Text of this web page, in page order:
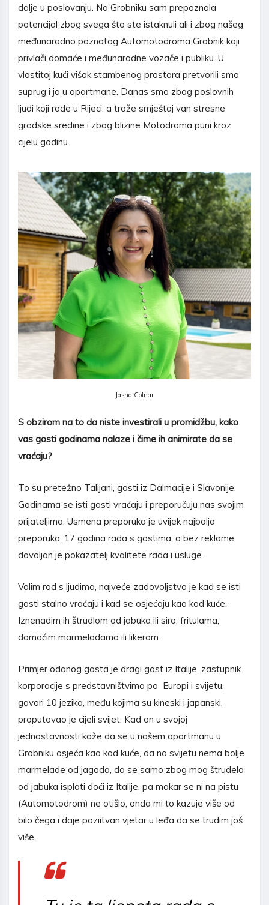
dalje u poslovanju. Na Grobniku sam prepoznala
potencijal zbog svega što ste istaknuli ali i zbog našeg
međunarodno poznatog Automotodroma Grobnik koji
privlači domaće i međunarodne vozače i publiku. U
vlastitoj kući višak stambenog prostora pretvorili smo
suprug i ja u apartmane. Danas smo zbog poslovnih
ljudi koji rade u Rijeci, a traže smještaj van stresne
gradske sredine i zbog blizine Motodroma puni kroz
cijelu godinu.
Jasna Colnar
S obzirom na to da niste investirali u promidžbu, kako
vas gosti godinama nalaze i čime ih animirate da se
vraćaju?
To su pretežno Talijani, gosti iz Dalmacije i Slavonije.
Godinama se isti gosti vraćaju i preporučuju nas svojim
prijateljima. Usmena preporuka je uvijek najbolja
preporuka. 17 godina rada s gostima, a bez reklame
dovoljan je pokazatelj kvalitete rada i usluge.
Volim rad s ljudima, najveće zadovoljstvo je kad se isti
gosti stalno vraćaju i kad se osjećaju kao kod kuće.
Iznenadim ih štrudlom od jabuka ili sira, fritulama,
domaćim marmeladama ili likerom.
Primjer odanog gosta je dragi gost iz Italije, zastupnik
korporacije s predstavništvima po Europi i svijetu,
govori 10 jezika, među kojima su kineski i japanski,
proputovao je cijeli svijet. Kad on u svojoj
jednostavnosti kaže da se u našem apartmanu u
Grobniku osjeća kao kod kuće, da na svijetu nema bolje
marmelade od jagoda, da se samo zbog mog štrudela
od jabuka isplati doći iz Italije, pa makar se ni na pistu
(Automotodrom) ne otišlo, onda mi to kazuje više od
bilo čega i daje poziitvan vjetar u leđa da se trudim još
više.